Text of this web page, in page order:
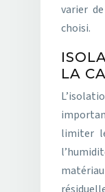
varier
choisi.
LA
limiter